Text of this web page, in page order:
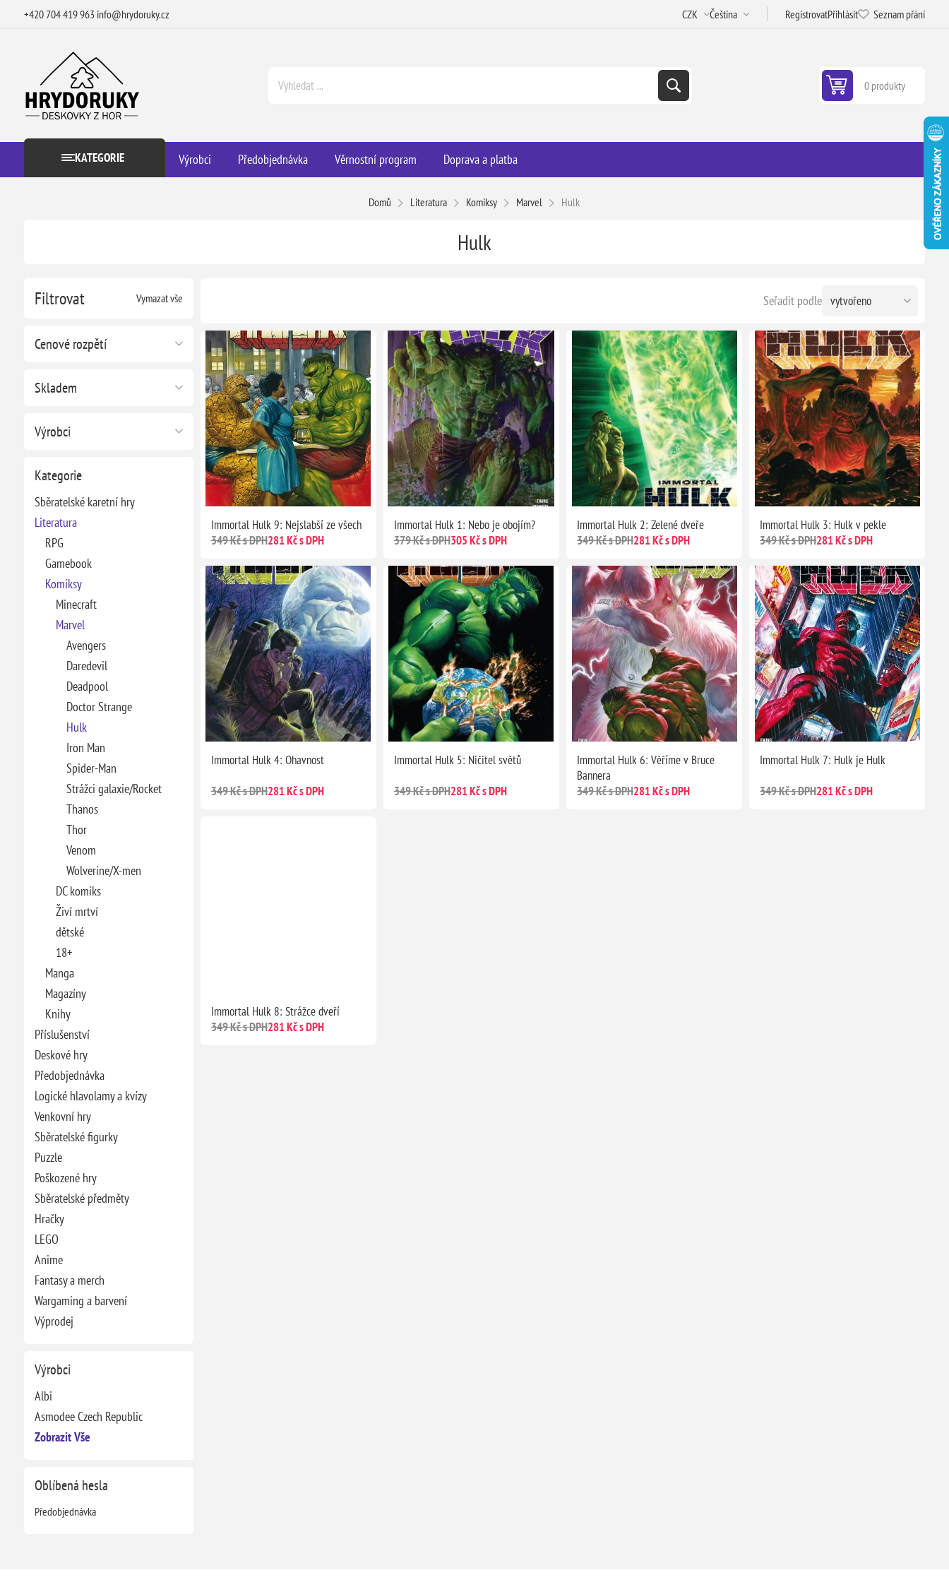
+420 704 419 963 info@hrydoruky.cz RegistrovatPřihlásit Seznam přání
0 produkty
KATEGORIE Výrobci Předobjednávka Věrnostní program Doprava a platba
Domů Literatura Komiksy Marvel Hulk
Filtrovat Vymazat vše
Cenové rozpětí
Skladem
Výrobci
Kategorie
Sběratelské karetní hry
Literatura
RPG
Gamebook
Komiksy
Minecraft
Marvel
Avengers
Daredevil
Deadpool
Doctor Strange
Hulk
Iron Man
Spider-Man
Strážci galaxie/Rocket
Thanos
Thor
Venom
Wolverine/X-men
DC komiks
Živí mrtví
dětské
18+
Manga
Magazíny
Knihy
Příslušenství
Deskové hry
Předobjednávka
Logické hlavolamy a kvízy
Venkovní hry
Sběratelské figurky
Puzzle
Poškozené hry
Sběratelské předměty
Hračky
LEGO
Anime
Fantasy a merch
Wargaming a barvení
Výprodej
Výrobci
Albi
Asmodee Czech Republic
Zobrazit Vše
Oblíbená hesla
Předobjednávka
Hulk
Seřadit podle
Immortal Hulk 9: Nejslabší ze všech
349 Kč s DPH281 Kč s DPH
Immortal Hulk 1: Nebo je obojím?
379 Kč s DPH305 Kč s DPH
Immortal Hulk 2: Zelené dveře
349 Kč s DPH281 Kč s DPH
Immortal Hulk 3: Hulk v pekle
349 Kč s DPH281 Kč s DPH
Immortal Hulk 4: Ohavnost
349 Kč s DPH281 Kč s DPH
Immortal Hulk 5: Ničitel světů
349 Kč s DPH281 Kč s DPH
Immortal Hulk 6: Věříme v Bruce
Bannera
349 Kč s DPH281 Kč s DPH
Immortal Hulk 7: Hulk je Hulk
349 Kč s DPH281 Kč s DPH
Immortal Hulk 8: Strážce dveří
349 Kč s DPH281 Kč s DPH